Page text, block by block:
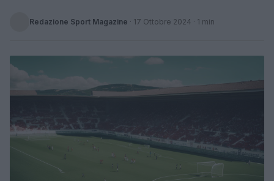
Redazione Sport Magazine · 17 Ottobre 2024 · 1 min